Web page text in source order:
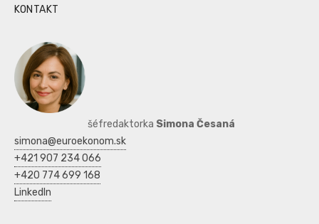
KONTAKT
šéfredaktorka Simona Česaná
simona@euroekonom.sk
+421 907 234 066
+420 774 699 168
LinkedIn